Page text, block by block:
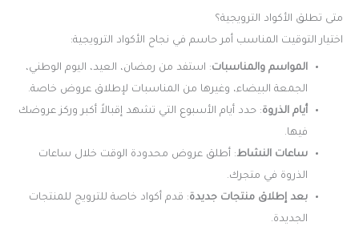
متى تطلق الأكواد الترويجية؟
اختيار التوقيت المناسب أمر حاسم في نجاح الأكواد الترويجية:
المواسم والمناسبات: استفد من رمضان، العيد، اليوم الوطني،
الجمعة البيضاء، وغيرها من المناسبات لإطلاق عروض خاصة.
أيام الذروة: حدد أيام الأسبوع التي تشهد إقبالاً أكبر وركز عروضك
فيها.
ساعات النشاط: أطلق عروض محدودة الوقت خلال ساعات
الذروة في متجرك.
بعد إطلاق منتجات جديدة: قدم أكواد خاصة للترويج للمنتجات
الجديدة.